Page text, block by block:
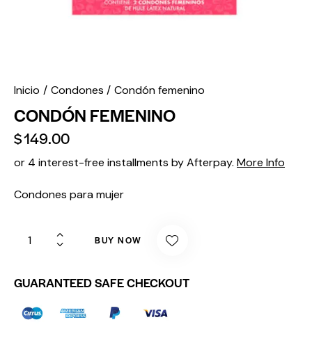
Inicio Condones Condón femenino
CONDÓN FEMENINO
$149.00
or 4 interest-free installments by Afterpay. More Info
Condones para mujer
BUY NOW
GUARANTEED SAFE CHECKOUT